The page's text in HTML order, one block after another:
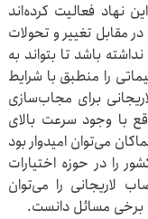
نهاد فعالیت کرده‌اند
مقابل تغییر و تحولات
باشد تا بتواند به
را منطبق با شرایط
برای مجاب‌سازی
با وجود سرعت بالای
می‌توان امیدوار بود
را در حوزه اختیارات
لاریجانی را می‌توان
برخی مسائل دانست.